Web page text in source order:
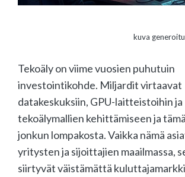
kuva
Tekoäly on viime vuosien puhutuin
investointikohde. Miljardit virtaavat
datakeskuksiin, GPU-laitteistoihin ja
tekoälymallien kehittämiseen ja
jonkun lompakosta. Vaikka nämä
yritysten ja sijoittajien maailmassa,
siirtyvät väistämättä